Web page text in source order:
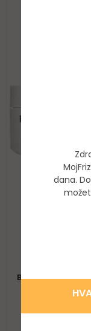
Balzam Za
dana.